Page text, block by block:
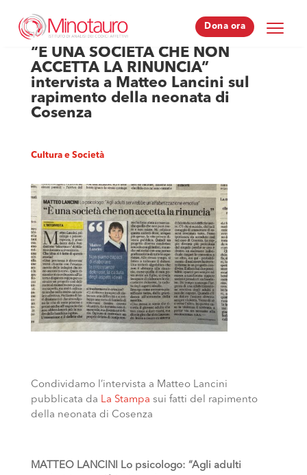
Dona ora
Dona ora
“È UNA SOCIETÀ CHE NON
ACCETTA LA RINUNCIA”
intervista a Matteo Lancini sul
rapimento della neonata di
Cosenza
Cultura e Società
Condividamo l’intervista a Matteo Lancini
pubblicata da La Stampa sui fatti del rapimento
della neonata di Cosenza
MATTEO LANCINI Lo psicologo: “Agli adulti